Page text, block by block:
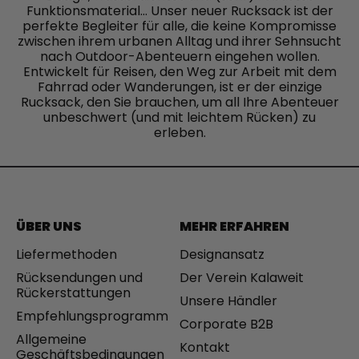
C
H
H
A
L
T
I
G
R
C
K
A
C
H
H
A
L
T
I
R
K
C
K
Funktionsmaterial… Unser neuer Rucksack ist der
perfekte Begleiter für alle, die keine Kompromisse
zwischen ihrem urbanen Alltag und ihrer Sehnsucht
nach Outdoor-Abenteuern eingehen wollen.
Entwickelt für Reisen, den Weg zur Arbeit mit dem
Fahrrad oder Wanderungen, ist er der einzige
Rucksack, den Sie brauchen, um all Ihre Abenteuer
unbeschwert (und mit leichtem Rücken) zu
erleben.
ÜBER UNS
Liefermethoden
Rücksendungen und
Rückerstattungen
Empfehlungsprogramm
Allgemeine
Geschäftsbedingungen
MEHR ERFAHREN
Designansatz
Der Verein Kalaweit
Unsere Händler
Corporate B2B
Kontakt